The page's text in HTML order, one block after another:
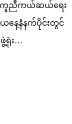
း၍ ကူညီကယ်ဆယ်ရေး
နေ့နံနက်ပိုင်းတွင်
ရုံး…